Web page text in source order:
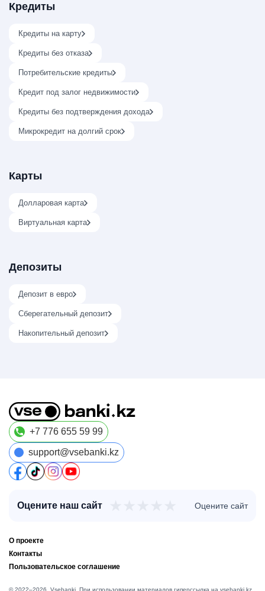
Кредиты
Кредиты на карту
Кредиты без отказа
Потребительские кредиты
Кредит под залог недвижимости
Кредиты без подтверждения дохода
Микрокредит на долгий срок
Карты
Долларовая карта
Виртуальная карта
Депозиты
Депозит в евро
Сберегательный депозит
Накопительный депозит
+7 776 655 59 99
support@vsebanki.kz
Оцените наш сайт Оцените сайт
О проекте
Контакты
Пользовательское соглашение
© 2022–2026, Vsebanki. При использовании материалов гиперссылка на vsebanki.kz